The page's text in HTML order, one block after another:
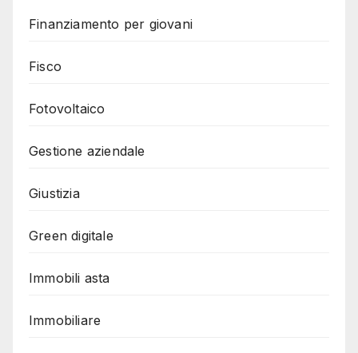
Finanziamento per giovani
Fisco
Fotovoltaico
Gestione aziendale
Giustizia
Green digitale
Immobili asta
Immobiliare